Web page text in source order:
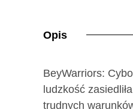
Opis
BeyWarriors:
ludzkość
trudnych